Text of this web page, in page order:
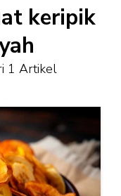
keripik
1 Artikel